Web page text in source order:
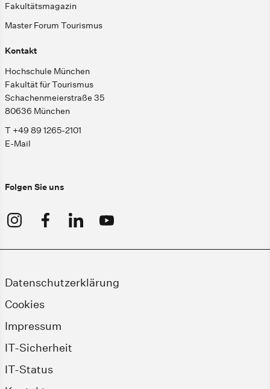
Fakultätsmagazin
Master Forum Tourismus
Kontakt
Hochschule München
Fakultät für Tourismus
Schachenmeierstraße 35
80636 München
T +49 89 1265-2101
E-Mail
Folgen Sie uns
Datenschutzerklärung
Cookies
Impressum
IT-Sicherheit
IT-Status